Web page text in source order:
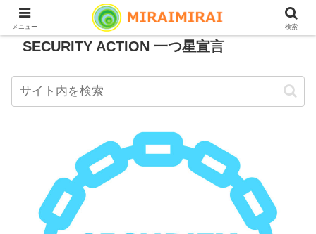
SECURITY ACTION 一つ星宣言
メニュー 検索